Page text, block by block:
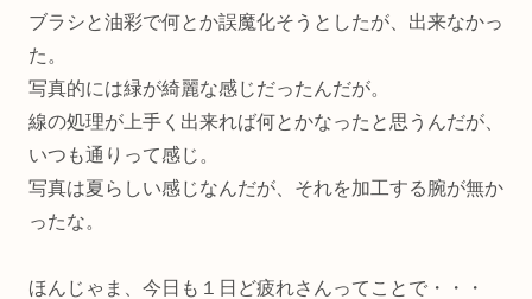
ブラシと油彩で何とか誤魔化そうとしたが、出来なかっ
た。
写真的には緑が綺麗な感じだったんだが。
線の処理が上手く出来れば何とかなったと思うんだが、
いつも通りって感じ。
写真は夏らしい感じなんだが、それを加工する腕が無か
ったな。
ほんじゃま、今日も１日ど疲れさんってことで・・・